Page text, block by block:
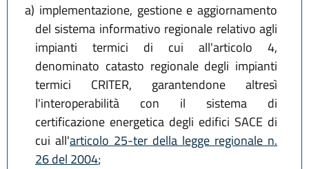
a) implementazione, gestione e aggiornamento
del sistema informativo regionale relativo agli
impianti termici di cui all'articolo 4,
denominato catasto regionale degli impianti
termici CRITER, garantendone altresì
l'interoperabilità con il sistema di
certificazione energetica degli edifici SACE di
cui all'articolo 25-ter della legge regionale n.
26 del 2004;